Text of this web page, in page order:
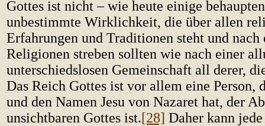
Gottes ist nicht – wie heute einige
unbestimmte Wirklichkeit, die über allen
Erfahrungen und Traditionen steht und nach
Religionen streben sollten wie nach einer
unterschiedslosen Gemeinschaft all derer,
Das Reich Gottes ist vor allem eine Person,
und den Namen Jesu von Nazaret hat, der
unsichtbaren Gottes ist.[28] Daher kann